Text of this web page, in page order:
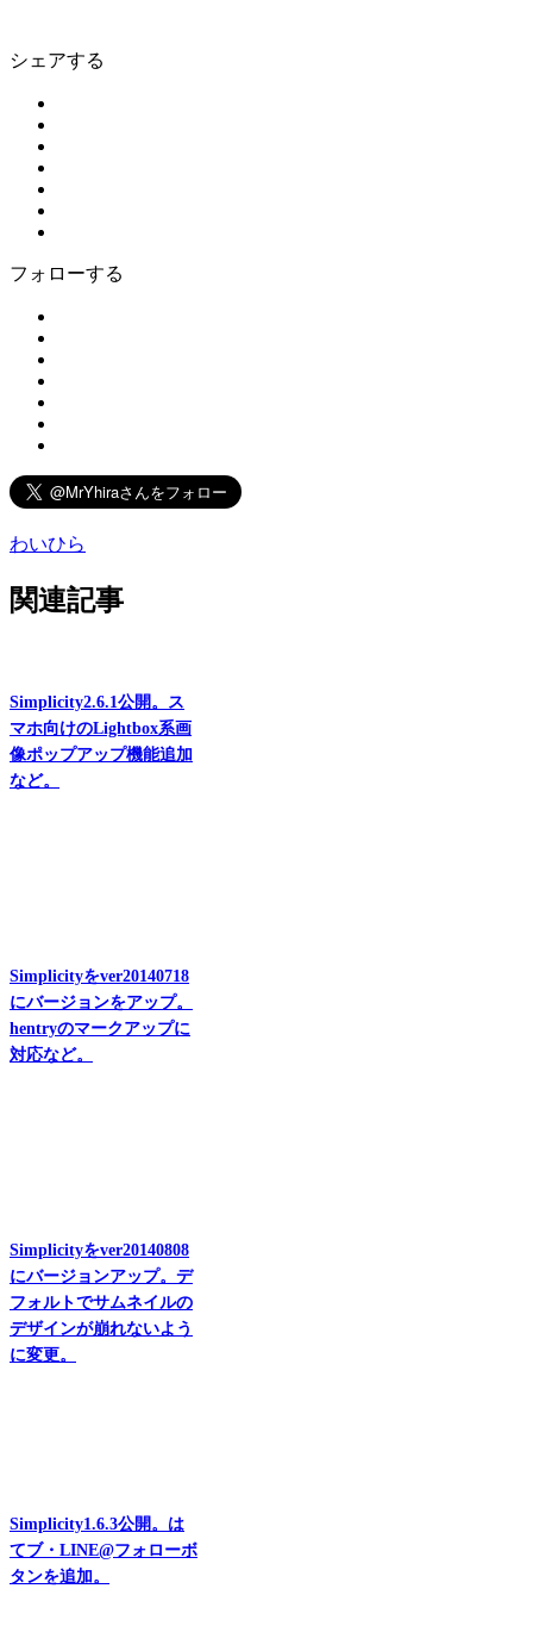
シェアする
フォローする
わいひら
関連記事
Simplicity2.6.1公開。ス
マホ向けのLightbox系画
像ポップアップ機能追加
など。
Simplicityをver20140718
にバージョンをアップ。
hentryのマークアップに
対応など。
Simplicityをver20140808
にバージョンアップ。デ
フォルトでサムネイルの
デザインが崩れないよう
に変更。
Simplicity1.6.3公開。は
てブ・LINE@フォローボ
タンを追加。